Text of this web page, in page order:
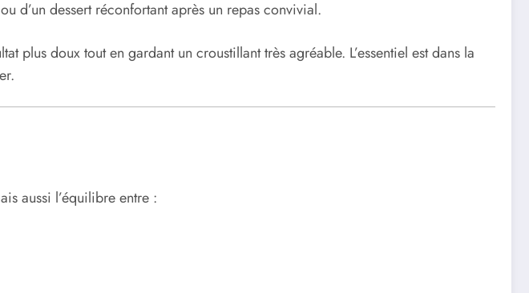
d’un dessert réconfortant après un repas convivial.
plus doux tout en gardant un croustillant très agréable. L’essentiel est dans la
aussi l’équilibre entre :